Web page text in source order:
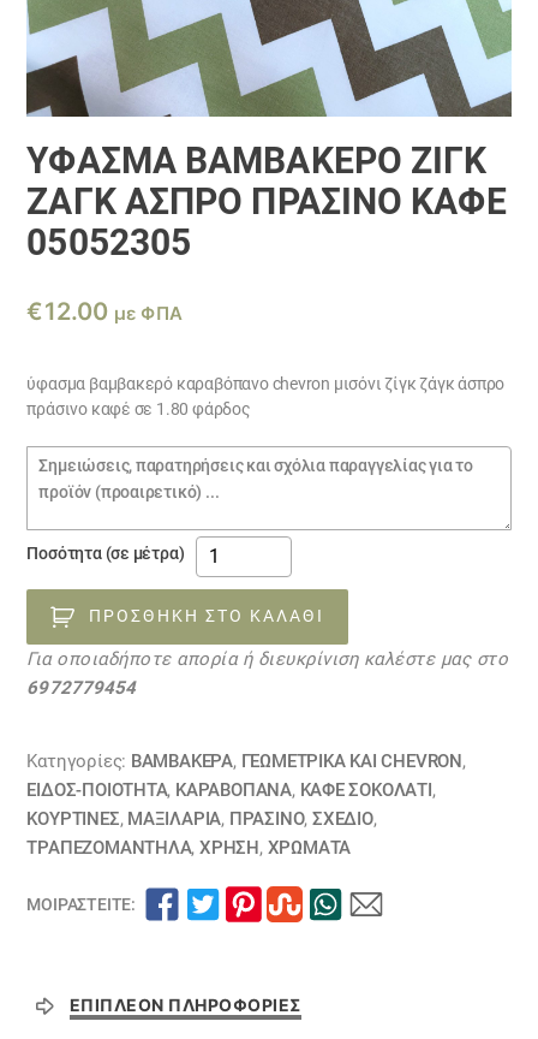
ΎΦΑΣΜΑ ΒΑΜΒΑΚΕΡΌ ΖΊΓΚ
ΖΆΓΚ ΆΣΠΡΟ ΠΡΆΣΙΝΟ ΚΑΦΈ
05052305
€12.00 με ΦΠΑ
ύφασμα βαμβακερό καραβόπανο chevron μισόνι ζίγκ ζάγκ άσπρο
πράσινο καφέ σε 1.80 φάρδος
Σημειώσεις
παραγγελίας
Ποσότητα (σε μέτρα)
ύφασμα
βαμβακερό
ζίγκ
ζάγκ
άσπρο
05052305
ποσότητα
ΠΡΟΣΘΉΚΗ ΣΤΟ ΚΑΛΆΘΙ
Για οποιαδήποτε απορία ή διευκρίνιση καλέστε μας στο
6972779454
Κατηγορίες: ΒΑΜΒΑΚΕΡΆ, ΓΕΩΜΕΤΡΙΚΆ ΚΑΙ CHEVRON ,
ΕΙΔΟΣ-ΠΟΙΟΤΗΤΑ, ΚΑΡΑΒΌΠΑΝΑ, ΚΑΦΕ ΣΟΚΟΛΑΤΙ ,
ΚΟΥΡΤΊΝΕΣ, ΜΑΞΙΛΆΡΙΑ, ΠΡΑΣΙΝΟ, ΣΧΕΔΙΟ,
ΤΡΑΠΕΖΟΜΆΝΤΗΛΑ,ΧΡΗΣΗ , ΧΡΏΜΑΤΑ
ΜΟΙΡΑΣΤΕΊΤΕ:
ΕΠΙΠΛΈΟΝ ΠΛΗΡΟΦΟΡΊΕΣ